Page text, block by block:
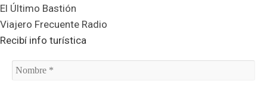
El Último Bastión
Viajero Frecuente Radio
Recibí info turística